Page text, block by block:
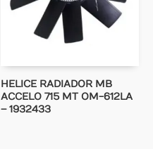
HELICE RADIADOR MB
ACCELO 715 MT OM-612LA
– 1932433